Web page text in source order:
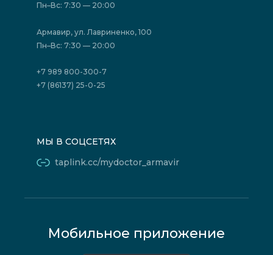
Политика конфиденциальности
Акции
Отзывы
Государственные программы
Юридическим лицам
Пн–Вс: 7:30 — 20:00
Армавир, ул. Лавриненко, 100
Пн–Вс: 7:30 — 20:00
+7 989 800-300-7
+7 (86137) 25-0-25
МЫ В СОЦСЕТЯХ
taplink.cc/mydoctor_armavir
Мобильное приложение